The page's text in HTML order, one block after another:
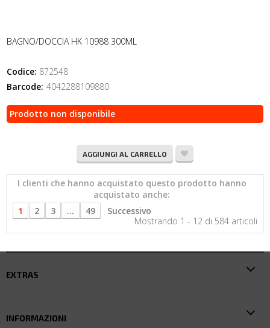
BAGNO/DOCCIA HK 10988 300ML
Codice: 872548
Barcode: 4042288109880
Prodotto non disponibile
AGGIUNGI AL CARRELLO
I clienti che hanno acquistato questo prodotto hanno
acquistato anche:
1
2 3 ... 49
Successivo
Mostrando 1 - 12 di 584 articoli
EXTRAS
INFORMAZIONI